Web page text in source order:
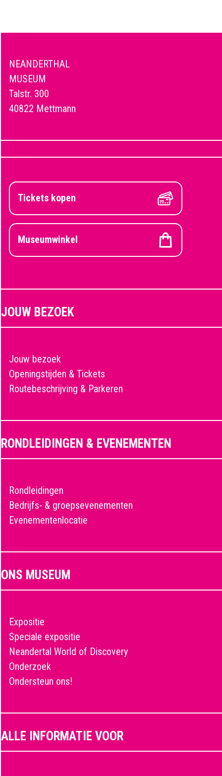
NEANDERTHAL
MUSEUM
Talstr. 300
40822 Mettmann
Tickets kopen
Museumwinkel
JOUW BEZOEK
Jouw bezoek
Openingstijden & Tickets
Routebeschrijving & Parkeren
RONDLEIDINGEN & EVENEMENTEN
Rondleidingen
Bedrijfs- & groepsevenementen
Evenementenlocatie
ONS MUSEUM
Expositie
Speciale expositie
Neandertal World of Discovery
Onderzoek
Ondersteun ons!
ALLE INFORMATIE VOOR